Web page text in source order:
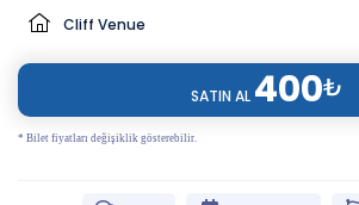
Cliff Venue
SATIN AL 400₺
* Bilet fiyatları değişiklik gösterebilir.